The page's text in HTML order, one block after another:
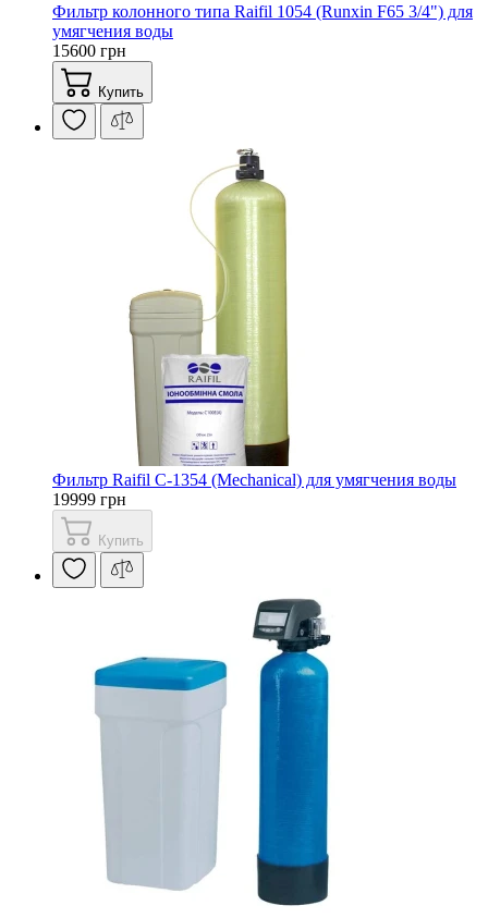
Фильтр колонного типа Raifil 1054 (Runxin F65 3/4") для
умягчения воды
15600 грн
Купить
Фильтр Raifil С-1354 (Mechanical) для умягчения воды
19999 грн
Купить